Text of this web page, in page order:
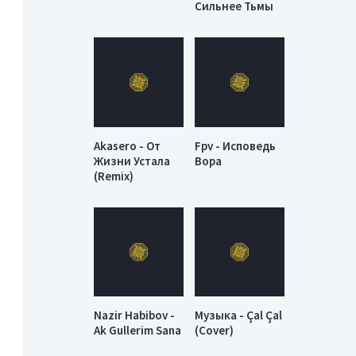
Сильнее Тьмы
Akasero - От
Жизни Устала
(Remix)
Fpv - Исповедь
Вора
Nazir Habibov -
Ak Gullerim Sana
Музыка - Çal Çal
(Cover)